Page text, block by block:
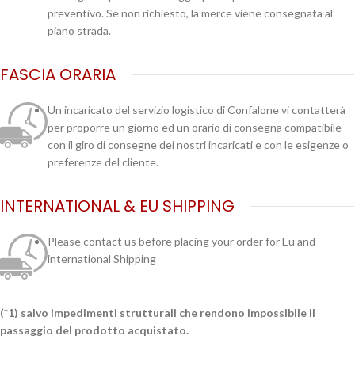
preventivo. Se non richiesto, la merce viene consegnata al
piano strada.
FASCIA ORARIA
Un incaricato del servizio logistico di Confalone vi contatterà
per proporre un giorno ed un orario di consegna compatibile
con il giro di consegne dei nostri incaricati e con le esigenze o
preferenze del cliente.
INTERNATIONAL & EU SHIPPING
Please contact us before placing your order for Eu and
international Shipping
(*1) salvo impedimenti strutturali che rendono impossibile il
passaggio del prodotto acquistato.